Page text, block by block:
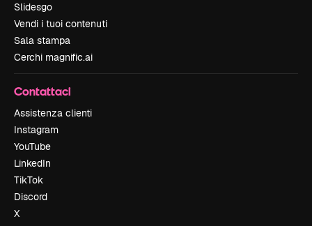
Slidesgo
Vendi i tuoi contenuti
Sala stampa
Cerchi magnific.ai
Contattaci
Assistenza clienti
Instagram
YouTube
LinkedIn
TikTok
Discord
X